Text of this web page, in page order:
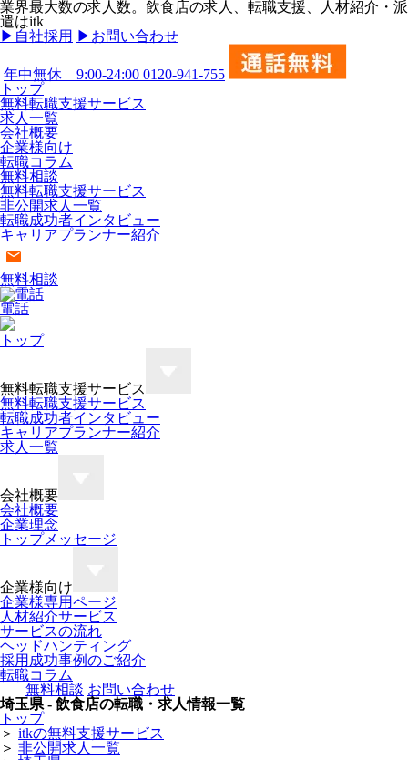
業界最大数の求人数。飲食店の求人、転職支援、人材紹介・派
遣はitk
▶︎自社採用 ▶︎お問い合わせ
年中無休 9:00-24:00 0120-941-755
トップ
無料転職支援サービス
求人一覧
会社概要
企業様向け
転職コラム
無料相談
無料転職支援サービス
非公開求人一覧
転職成功者インタビュー
キャリアプランナー紹介
無料相談
電話
トップ
無料転職支援サービス
無料転職支援サービス
転職成功者インタビュー
キャリアプランナー紹介
求人一覧
会社概要
会社概要
企業理念
トップメッセージ
企業様向け
企業様専用ページ
人材紹介サービス
サービスの流れ
ヘッドハンティング
採用成功事例のご紹介
転職コラム
無料相談 お問い合わせ
埼玉県 - 飲食店の転職・求人情報一覧
トップ
＞ itkの無料支援サービス
＞ 非公開求人一覧